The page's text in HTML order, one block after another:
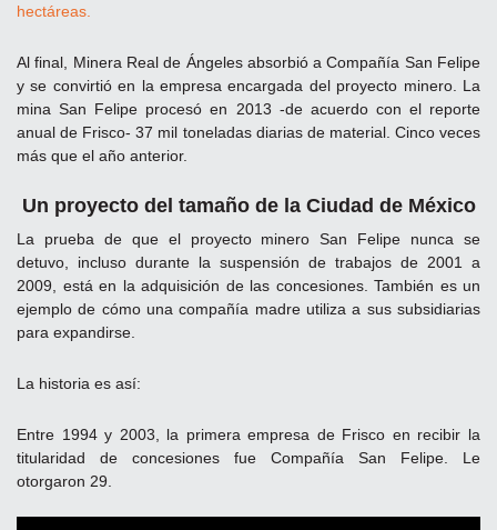
hectáreas.
Al final, Minera Real de Ángeles absorbió a Compañía San Felipe
y se convirtió en la empresa encargada del proyecto minero. La
mina San Felipe procesó en 2013 -de acuerdo con el reporte
anual de Frisco- 37 mil toneladas diarias de material. Cinco veces
más que el año anterior.
Un proyecto del tamaño de la Ciudad de México
La prueba de que el proyecto minero San Felipe nunca se
detuvo, incluso durante la suspensión de trabajos de 2001 a
2009, está en la adquisición de las concesiones. También es un
ejemplo de cómo una compañía madre utiliza a sus subsidiarias
para expandirse.
La historia es así:
Entre 1994 y 2003, la primera empresa de Frisco en recibir la
titularidad de concesiones fue Compañía San Felipe. Le
otorgaron 29.